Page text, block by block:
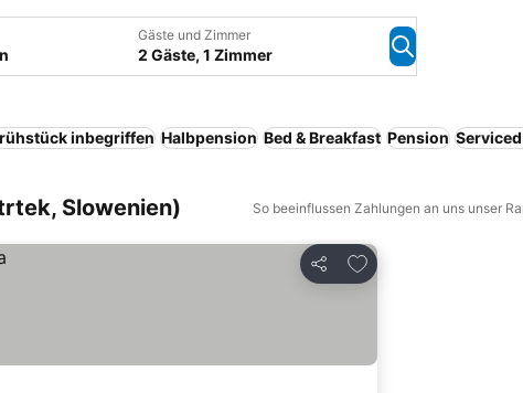
Gäste und Zimmer
2 Gäste, 1 Zimmer
inbegriffen Halbpension Bed & Breakfast Pension
Slowenien) So beeinflussen Zahlungen an uns unser
Teilen
Zu Favoriten